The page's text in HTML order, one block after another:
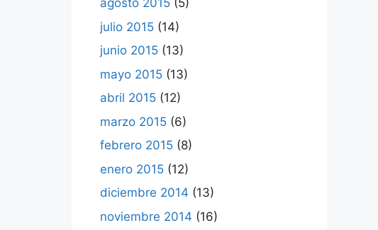
agosto 2015 (5)
julio 2015 (14)
junio 2015 (13)
mayo 2015 (13)
abril 2015 (12)
marzo 2015 (6)
febrero 2015 (8)
enero 2015 (12)
diciembre 2014 (13)
noviembre 2014 (16)